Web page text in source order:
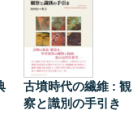
古墳時代の繊維 : 観
察と識別の手引き